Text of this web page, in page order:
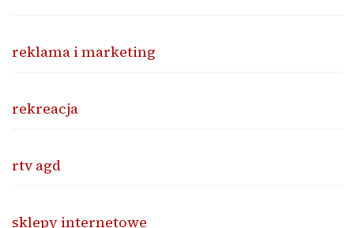
reklama i marketing
rekreacja
rtv agd
sklepy internetowe